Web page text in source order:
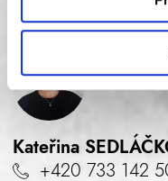
Kateřina
+420 733 142